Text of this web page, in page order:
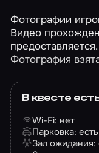
Фотографии
Видео
предоставляется.
Фотография
В квесте
Wi-Fi: нет
Парковка:
Зал ожидания: